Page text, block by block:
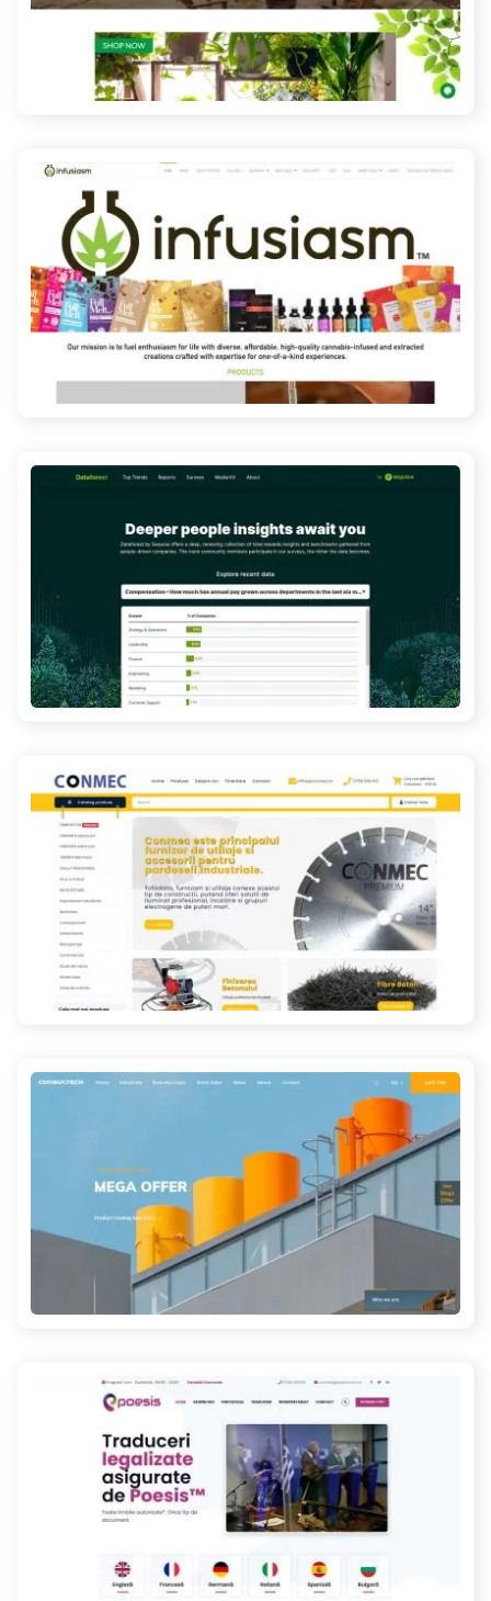
lurveys.com
infusiasm.com
dataforest.sequoia.com
conmec.ro
consultech.ro
poesis.com.ro